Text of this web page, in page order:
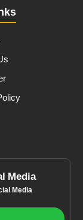
Media
Media